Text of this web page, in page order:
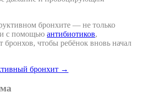
бронхите — не только
с помощью антибиотиков,
бронхов, чтобы ребёнок вновь начал
бронхит →